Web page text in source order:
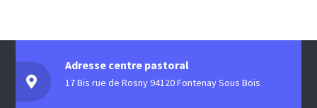
Adresse centre pastoral
17 Bis rue de Rosny 94120 Fontenay Sous Bois